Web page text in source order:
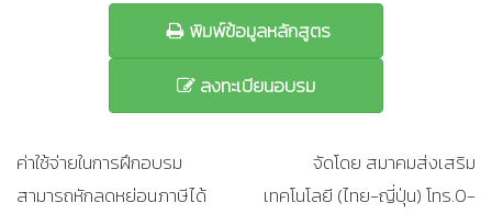
พิมพ์ข้อมูลหลักสูตร
ลงทะเบียนอบรม
ค่าใช้จ่ายในการฝึกอบรม
สามารถหักลดหย่อนภาษีได้
จัดโดย สมาคมส่งเสริม
เทคโนโลยี (ไทย-ญี่ปุ่น) โทร.0-